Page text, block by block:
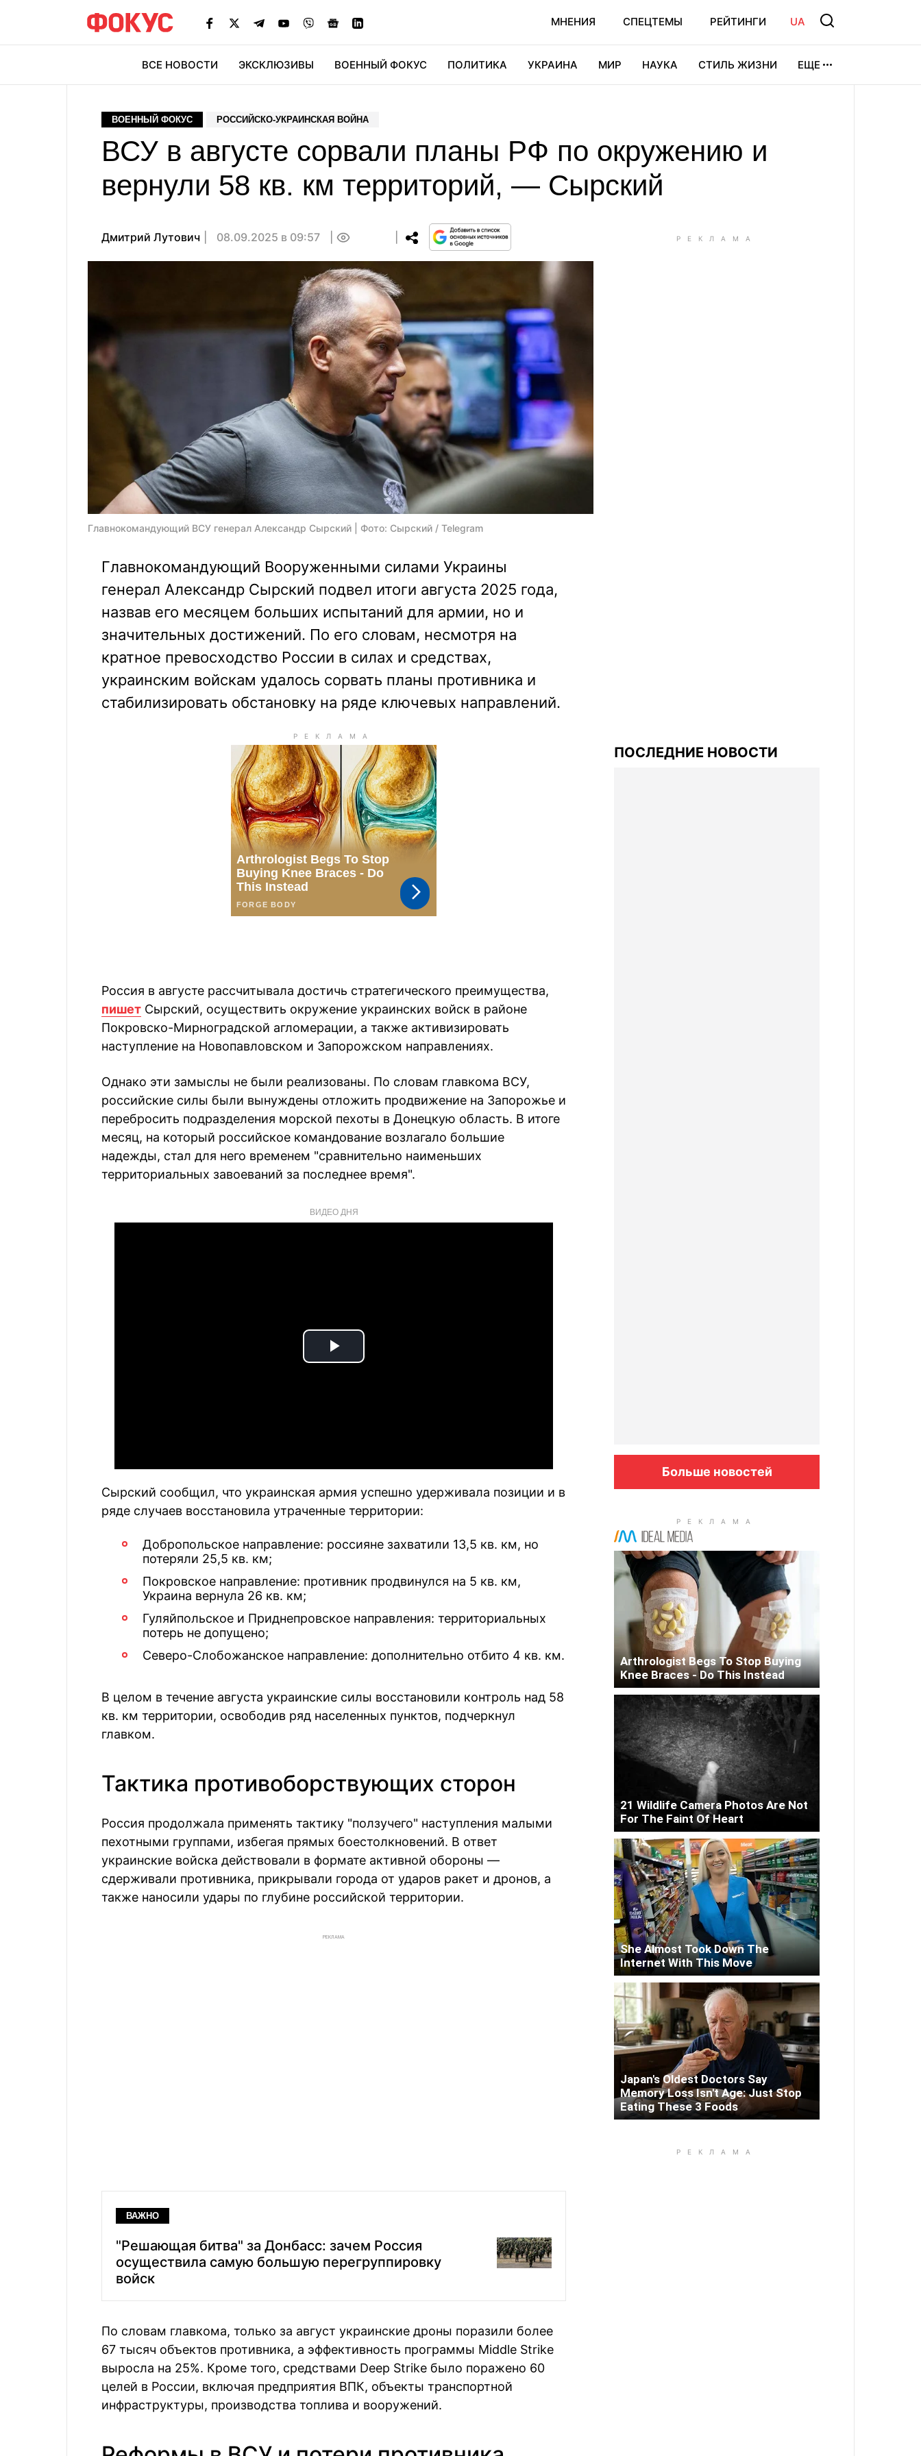
МНЕНИЯ СПЕЦТЕМЫ РЕЙТИНГИ UA
ВСЕ НОВОСТИ ЭКСКЛЮЗИВЫ ВОЕННЫЙ ФОКУС ПОЛИТИКА УКРАИНА МИР НАУКА СТИЛЬ ЖИЗНИ ЕЩЕ
ВОЕННЫЙ ФОКУС РОССИЙСКО-УКРАИНСКАЯ ВОЙНА
ВСУ в августе сорвали планы РФ по окружению и
вернули 58 кв. км территорий, — Сырский
Дмитрий Лутович 08.09.2025 в 09:57
Главнокомандующий ВСУ генерал Александр Сырский | Фото: Сырский / Telegram
Главнокомандующий Вооруженными силами Украины
генерал Александр Сырский подвел итоги августа 2025 года,
назвав его месяцем больших испытаний для армии, но и
значительных достижений. По его словам, несмотря на
кратное превосходство России в силах и средствах,
украинским войскам удалось сорвать планы противника и
стабилизировать обстановку на ряде ключевых направлений.
Россия в августе рассчитывала достичь стратегического преимущества,
пишет Сырский, осуществить окружение украинских войск в районе
Покровско-Мирноградской агломерации, а также активизировать
наступление на Новопавловском и Запорожском направлениях.
Однако эти замыслы не были реализованы. По словам главкома ВСУ,
российские силы были вынуждены отложить продвижение на Запорожье и
перебросить подразделения морской пехоты в Донецкую область. В итоге
месяц, на который российское командование возлагало большие
надежды, стал для него временем "сравнительно наименьших
территориальных завоеваний за последнее время".
ВИДЕО ДНЯ
Play
Сырский сообщил, что украинская армия успешно удерживала позиции и в
ряде случаев восстановила утраченные территории:
Добропольское направление: россияне захватили 13,5 кв. км, но
потеряли 25,5 кв. км;
Покровское направление: противник продвинулся на 5 кв. км,
Украина вернула 26 кв. км;
Гуляйпольское и Приднепровское направления: территориальных
потерь не допущено;
Северо-Слобожанское направление: дополнительно отбито 4 кв. км.
В целом в течение августа украинские силы восстановили контроль над 58
кв. км территории, освободив ряд населенных пунктов, подчеркнул
главком.
Тактика противоборствующих сторон
Россия продолжала применять тактику "ползучего" наступления малыми
пехотными группами, избегая прямых боестолкновений. В ответ
украинские войска действовали в формате активной обороны —
сдерживали противника, прикрывали города от ударов ракет и дронов, а
также наносили удары по глубине российской территории.
РЕКЛАМА
ВАЖНО
"Решающая битва" за Донбасс: зачем Россия
осуществила самую большую перегруппировку
войск
По словам главкома, только за август украинские дроны поразили более
67 тысяч объектов противника, а эффективность программы Middle Strike
выросла на 25%. Кроме того, средствами Deep Strike было поражено 60
целей в России, включая предприятия ВПК, объекты транспортной
инфраструктуры, производства топлива и вооружений.
ПОСЛЕДНИЕ НОВОСТИ
Больше новостей